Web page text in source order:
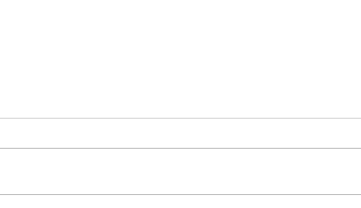
TVCHOSUN ㅣ 건강다큐 KBS2